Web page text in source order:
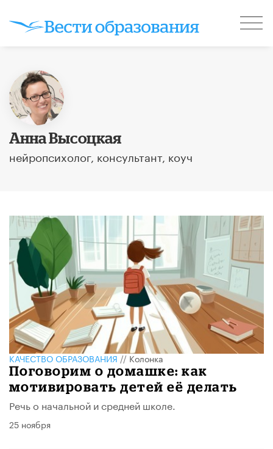
Анна Высоцкая
нейропсихолог, консультант, коуч
КАЧЕСТВО ОБРАЗОВАНИЯ//Колонка
Поговорим о домашке: как
мотивировать детей её делать
Речь о начальной и средней школе.
25 ноября